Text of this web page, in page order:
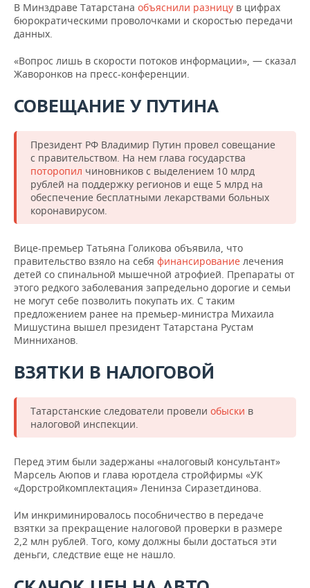
В Минздраве Татарстана объяснили разницу в цифрах
бюрократическими проволочками и скоростью передачи
данных.
«Вопрос лишь в скорости потоков информации», — сказал
Жаворонков на пресс-конференции.
СОВЕЩАНИЕ У ПУТИНА
Президент РФ Владимир Путин провел совещание
с правительством. На нем глава государства
поторопил чиновников с выделением 10 млрд
рублей на поддержку регионов и еще 5 млрд на
обеспечение бесплатными лекарствами больных
коронавирусом.
Вице-премьер Татьяна Голикова объявила, что
правительство взяло на себя финансирование лечения
детей со спинальной мышечной атрофией. Препараты от
этого редкого заболевания запредельно дорогие и семьи
не могут себе позволить покупать их. С таким
предложением ранее на премьер-министра Михаила
Мишустина вышел президент Татарстана Рустам
Минниханов.
ВЗЯТКИ В НАЛОГОВОЙ
Татарстанские следователи провели обыски в
налоговой инспекции.
Перед этим были задержаны «налоговый консультант»
Марсель Аюпов и глава юротдела стройфирмы «УК
«Дорстройкомплектация» Ленинза Сиразетдинова.
Им инкриминировалось пособничество в передаче
взятки за прекращение налоговой проверки в размере
2,2 млн рублей. Того, кому должны были достаться эти
деньги, следствие еще не нашло.